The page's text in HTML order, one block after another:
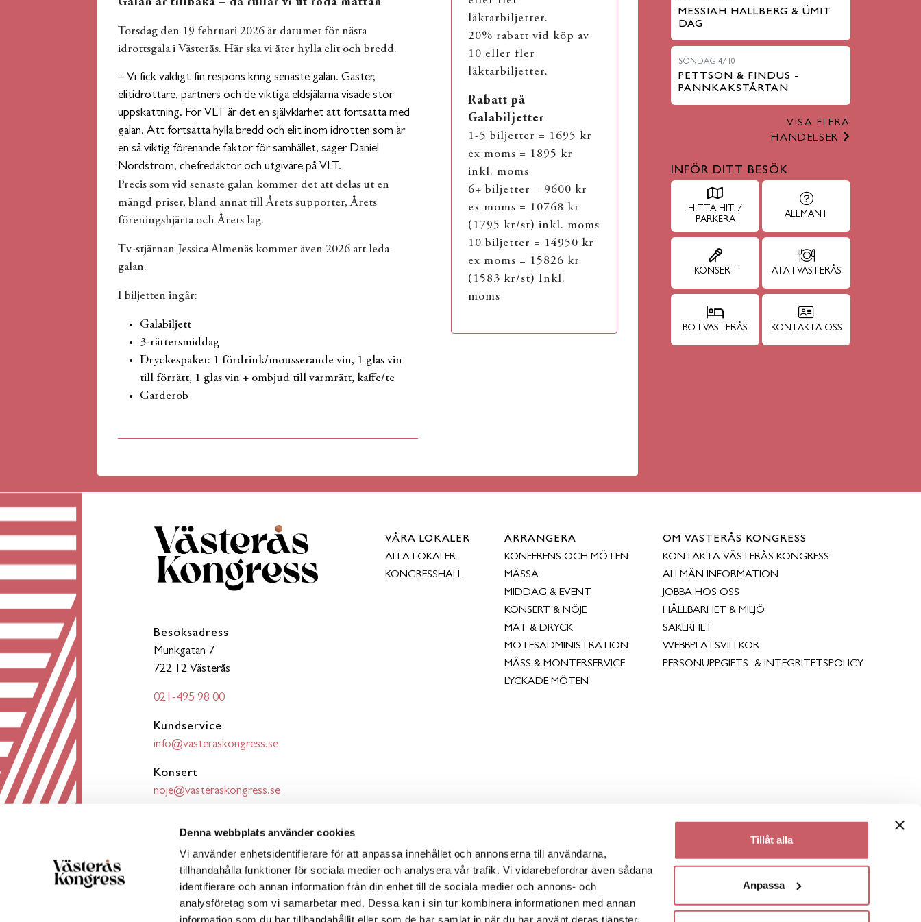
Denna webbplats använder cookies
Vi använder enhetsidentifierare för att anpassa innehållet och annonserna till användarna,
tillhandahålla funktioner för sociala medier och analysera vår trafik. Vi vidarebefordrar även sådana
identifierare och annan information från din enhet till de sociala medier och annons- och
analysföretag som vi samarbetar med. Dessa kan i sin tur kombinera informationen med annan
information som du har tillhandahållit eller som de har samlat in när du har använt deras tjänster.
Tillåt alla
Anpassa
Galan är tillbaka – då rullar vi ut röda mattan
Torsdag den 19 februari 2026 är datumet för nästa
idrottsgala i Västerås. Här ska vi åter hylla elit och bredd.
– Vi fick väldigt fin respons kring senaste galan. Gäster,
elitidrottare, partners och de viktiga eldsjälarna visade stor
uppskattning. För VLT är det en självklarhet att fortsätta med
galan. Att fortsätta hylla bredd och elit inom idrotten som är
en så viktig förenande faktor för samhället, säger Daniel
Nordström, chefredaktör och utgivare på VLT.
Precis som vid senaste galan kommer det att delas ut en
mängd priser, bland annat till Årets supporter, Årets
föreningshjärta och Årets lag.
Tv-stjärnan Jessica Almenäs kommer även 2026 att leda
galan.
I biljetten ingår:
Galabiljett
3-rättersmiddag
Dryckespaket: 1 fördrink/mousserande vin, 1 glas vin
till förrätt, 1 glas vin + ombjud till varmrätt, kaffe/te
Garderob
läktarbiljetter.
20% rabatt vid köp av
10 eller fler
läktarbiljetter.
Rabatt på
Galabiljetter
1-5 biljetter = 1695 kr
ex moms = 1895 kr
inkl. moms
6+ biljetter = 9600 kr
ex moms = 10768 kr
(1795 kr/st) inkl. moms
10 biljetter = 14950 kr
ex moms = 15826 kr
(1583 kr/st) Inkl.
moms
MESSIAH HALLBERG & ÜMIT
DAG
SÖNDAG 4/10
PETTSON & FINDUS -
PANNKAKSTÅRTAN
VISA FLERA
HÄNDELSER
INFÖR DITT BESÖK
HITTA HIT /
PARKERA
ALLMÄNT
KONSERT ÄTA I VÄSTERÅS
BO I VÄSTERÅS KONTAKTA OSS
Besöksadress
Munkgatan 7
722 12 Västerås
021-495 98 00
Kundservice
info@vasteraskongress.se
Konsert
noje@vasteraskongress.se
bokning@vasteraskongress.se
VÅRA LOKALER
ALLA LOKALER
KONGRESSHALL
ARRANGERA
KONFERENS OCH MÖTEN
MÄSSA
MIDDAG & EVENT
KONSERT & NÖJE
MAT & DRYCK
MÖTESADMINISTRATION
MÄSS & MONTERSERVICE
LYCKADE MÖTEN
OM VÄSTERÅS KONGRESS
KONTAKTA VÄSTERÅS KONGRESS
ALLMÄN INFORMATION
JOBBA HOS OSS
HÅLLBARHET & MILJÖ
SÄKERHET
WEBBPLATSVILLKOR
PERSONUPPGIFTS- & INTEGRITETSPOLICY